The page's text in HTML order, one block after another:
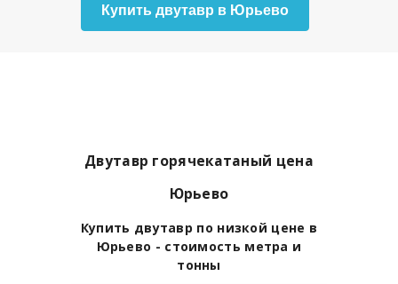
Купить двутавр в Юрьево
Двутавр горячекатаный цена
Юрьево
Купить двутавр по низкой цене в
Юрьево - стоимость метра и
тонны